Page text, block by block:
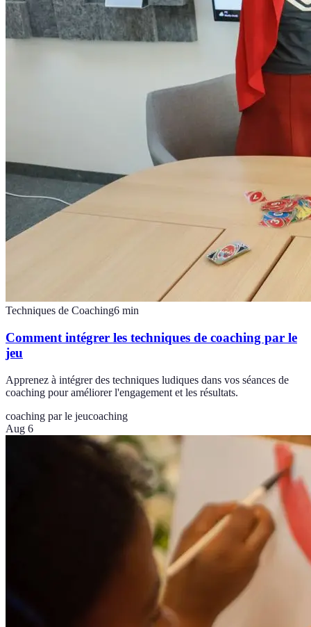
Techniques de Coaching6 min
Comment intégrer les techniques de coaching par le
jeu
Apprenez à intégrer des techniques ludiques dans vos séances de
coaching pour améliorer l'engagement et les résultats.
coaching par le jeucoaching
Aug 6